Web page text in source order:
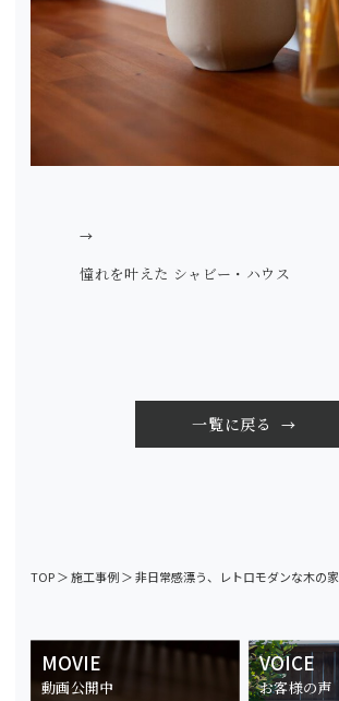
一覧に戻る
憧れを叶えた シャビー・ハウス
→
TOP＞施工事例＞非日常感漂う、レトロモダンな木の家
MOVIE
動画公開中
VOICE
お客様の声